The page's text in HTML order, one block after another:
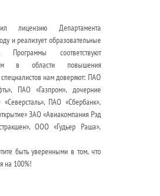
лицензию Департамента
и реализует образовательные
соответствуют
в области повышения
нам доверяют: ПАО
ПАО «Газпром», дочерние
ПАО «Сбербанк»,
ЗАО «Авиакомпания Рэд
ООО «Гудьер Раша»,
быть уверенными в том, что
на 100%!